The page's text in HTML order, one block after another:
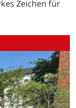
Zeichen für